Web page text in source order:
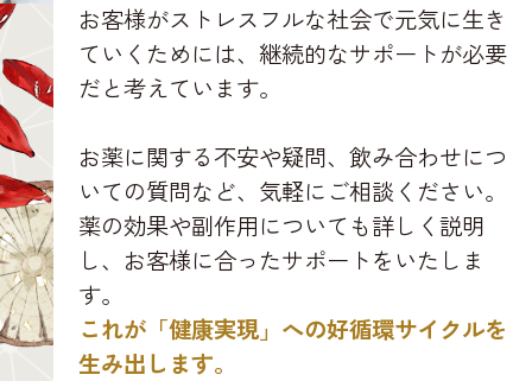
お客様がストレスフルな社会で元気に生き
ていくためには、継続的なサポートが必要
だと考えています。
お薬に関する不安や疑問、飲み合わせにつ
いての質問など、気軽にご相談ください。
薬の効果や副作用についても詳しく説明
し、お客様に合ったサポートをいたしま
す。
これが「健康実現」への好循環サイクルを
生み出します。